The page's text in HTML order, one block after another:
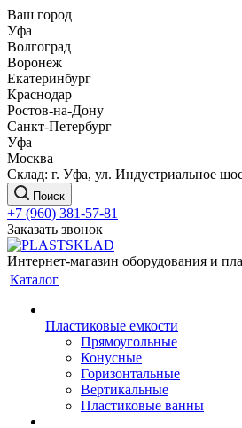
Ваш город
Уфа
Волгоград
Воронеж
Екатеринбург
Краснодар
Ростов-на-Дону
Санкт-Петербург
Уфа
Москва
Склад: г. Уфа, ул. Индустриальное
Поиск
+7 (960) 381-57-81
Заказать звонок
Интернет-магазин оборудования и
Каталог
Пластиковые емкости
Прямоугольные
Конусные
Горизонтальные
Вертикальные
Пластиковые ванны